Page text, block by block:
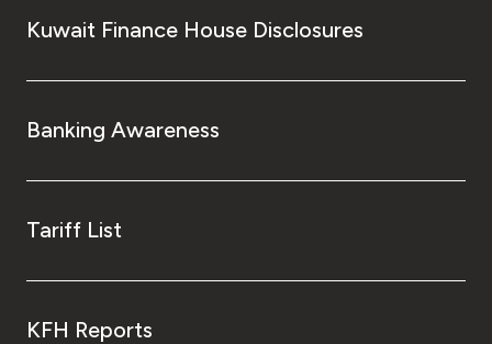
Kuwait Finance House Disclosures
Banking Awareness
Tariff List
KFH Reports